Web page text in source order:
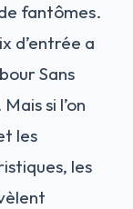
fantômes.
d’entrée a
Sans
si l’on
les
les